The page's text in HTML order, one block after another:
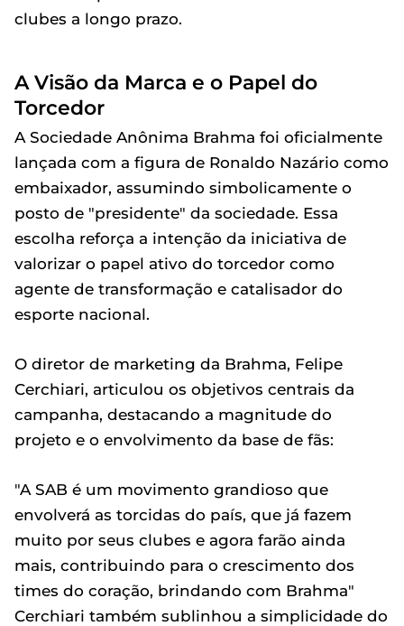
clubes a longo prazo.
A Visão da Marca e o Papel do
Torcedor
A Sociedade Anônima Brahma foi oficialmente
lançada com a figura de Ronaldo Nazário como
embaixador, assumindo simbolicamente o
posto de "presidente" da sociedade. Essa
escolha reforça a intenção da iniciativa de
valorizar o papel ativo do torcedor como
agente de transformação e catalisador do
esporte nacional.
O diretor de marketing da Brahma, Felipe
Cerchiari, articulou os objetivos centrais da
campanha, destacando a magnitude do
projeto e o envolvimento da base de fãs:
"A SAB é um movimento grandioso que
envolverá as torcidas do país, que já fazem
muito por seus clubes e agora farão ainda
mais, contribuindo para o crescimento dos
times do coração, brindando com Brahma"
Cerchiari também sublinhou a simplicidade do